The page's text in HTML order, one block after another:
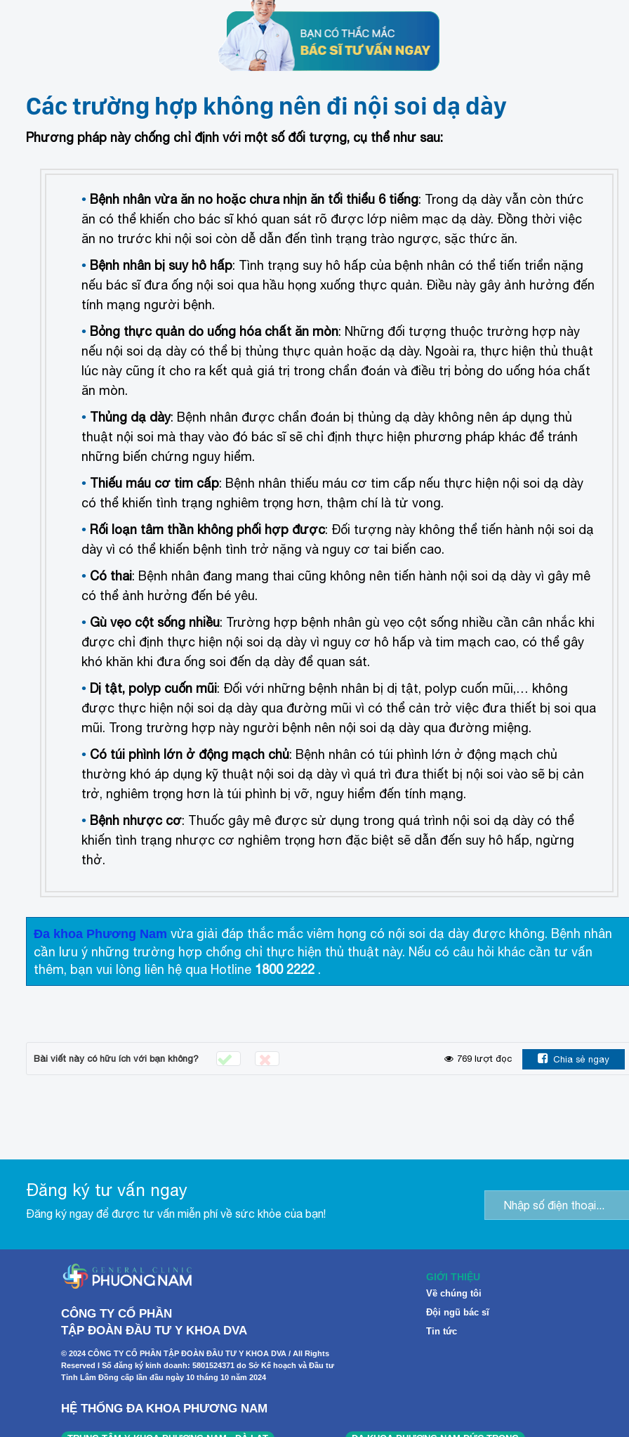
Các trường hợp không nên đi nội soi dạ dày
Phương pháp này chống chỉ định với một số đối tượng, cụ thể như sau:
Bệnh nhân vừa ăn no hoặc chưa nhịn ăn tối thiểu 6 tiếng: Trong dạ dày vẫn còn thức
ăn có thể khiến cho bác sĩ khó quan sát rõ được lớp niêm mạc dạ dày. Đồng thời việc
ăn no trước khi nội soi còn dễ dẫn đến tình trạng trào ngược, sặc thức ăn.
Bệnh nhân bị suy hô hấp: Tình trạng suy hô hấp của bệnh nhân có thể tiến triển nặng
nếu bác sĩ đưa ống nội soi qua hầu họng xuống thực quản. Điều này gây ảnh hưởng đến
tính mạng người bệnh.
Bỏng thực quản do uống hóa chất ăn mòn: Những đối tượng thuộc trường hợp này
nếu nội soi dạ dày có thể bị thủng thực quản hoặc dạ dày. Ngoài ra, thực hiện thủ thuật
lúc này cũng ít cho ra kết quả giá trị trong chẩn đoán và điều trị bỏng do uống hóa chất
ăn mòn.
Thủng dạ dày: Bệnh nhân được chẩn đoán bị thủng dạ dày không nên áp dụng thủ
thuật nội soi mà thay vào đó bác sĩ sẽ chỉ định thực hiện phương pháp khác để tránh
những biến chứng nguy hiểm.
Thiếu máu cơ tim cấp: Bệnh nhân thiếu máu cơ tim cấp nếu thực hiện nội soi dạ dày
có thể khiến tình trạng nghiêm trọng hơn, thậm chí là tử vong.
Rối loạn tâm thần không phối hợp được: Đối tượng này không thể tiến hành nội soi dạ
dày vì có thể khiến bệnh tình trở nặng và nguy cơ tai biến cao.
Có thai: Bệnh nhân đang mang thai cũng không nên tiến hành nội soi dạ dày vì gây mê
có thể ảnh hưởng đến bé yêu.
Gù vẹo cột sống nhiều: Trường hợp bệnh nhân gù vẹo cột sống nhiều cần cân nhắc khi
được chỉ định thực hiện nội soi dạ dày vì nguy cơ hô hấp và tim mạch cao, có thể gây
khó khăn khi đưa ống soi đến dạ dày để quan sát.
Dị tật, polyp cuốn mũi: Đối với những bệnh nhân bị dị tật, polyp cuốn mũi,… không
được thực hiện nội soi dạ dày qua đường mũi vì có thể cản trở việc đưa thiết bị soi qua
mũi. Trong trường hợp này người bệnh nên nội soi dạ dày qua đường miệng.
Có túi phình lớn ở động mạch chủ: Bệnh nhân có túi phình lớn ở động mạch chủ
thường khó áp dụng kỹ thuật nội soi dạ dày vì quá trì đưa thiết bị nội soi vào sẽ bị cản
trở, nghiêm trọng hơn là túi phình bị vỡ, nguy hiểm đến tính mạng.
Bệnh nhược cơ: Thuốc gây mê được sử dụng trong quá trình nội soi dạ dày có thể
khiến tình trạng nhược cơ nghiêm trọng hơn đặc biệt sẽ dẫn đến suy hô hấp, ngừng
thở.
Đa khoa Phương Nam vừa giải đáp thắc mắc viêm họng có nội soi dạ dày được không. Bệnh nhân
cần lưu ý những trường hợp chống chỉ thực hiện thủ thuật này. Nếu có câu hỏi khác cần tư vấn
thêm, bạn vui lòng liên hệ qua Hotline 1800 2222 .
Bài viết này có hữu ích với bạn không? 769lượt đọc Chia sẻ ngay
Đăng ký tư vấn ngay
Đăng ký ngay để được tư vấn miễn phí về sức khỏe của bạn!
CÔNG TY CỔ PHẦN
TẬP ĐOÀN ĐẦU TƯ Y KHOA DVA
© 2024 CÔNG TY CỔ PHẦN TẬP ĐOÀN ĐẦU TƯ Y KHOA DVA / All Rights
Reserved I Số đăng ký kinh doanh: 5801524371 do Sở Kế hoạch và Đầu tư
Tỉnh Lâm Đồng cấp lần đầu ngày 10 tháng 10 năm 2024
GIỚI THIỆU
Về chúng tôi
Đội ngũ bác sĩ
Tin tức
HỆ THỐNG ĐA KHOA PHƯƠNG NAM